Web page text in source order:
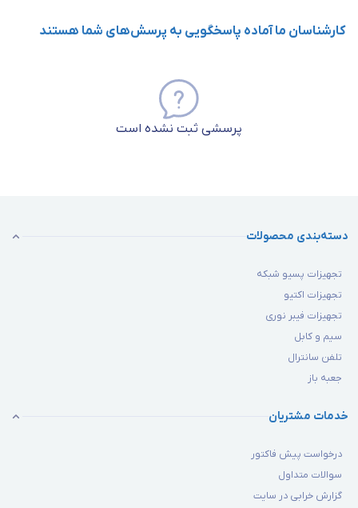
کارشناسان ما آماده پاسخگویی به پرسش‌های شما هستند
پرسشی ثبت نشده است
دسته‌بندی محصولات
تجهیزات پسیو شبکه
تجهیزات اکتیو
تجهیزات فیبر نوری
سیم و کابل
تلفن سانترال
جعبه باز
خدمات مشتریان
درخواست پیش فاکتور
سوالات متداول
گزارش خرابی در سایت